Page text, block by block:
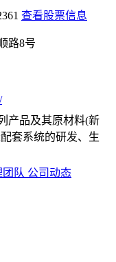
查看股票信息
路8号
产品及其原材料(新
套系统的研发、生
团队 公司动态